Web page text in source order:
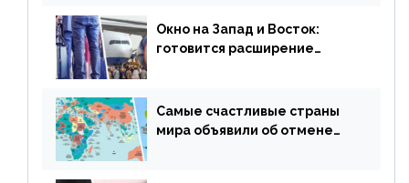
Окно на Запад и Восток:
готовится расширение
Самые счастливые страны
мира объявили об отмене